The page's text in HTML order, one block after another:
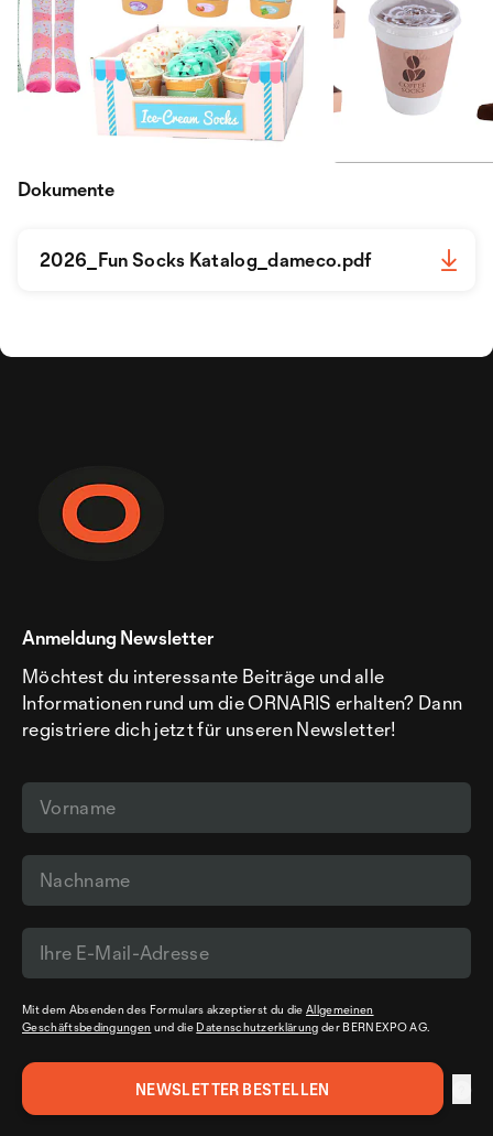
Dokumente
2026_Fun Socks Katalog_dameco.pdf
Anmeldung Newsletter
Möchtest du interessante Beiträge und alle
Informationen rund um die ORNARIS erhalten? Dann
registriere dich jetzt für unseren Newsletter!
Mit dem Absenden des Formulars akzeptierst du dieAllgemeinen
Geschäftsbedingungen und die Datenschutzerklärung der BERNEXPO AG.